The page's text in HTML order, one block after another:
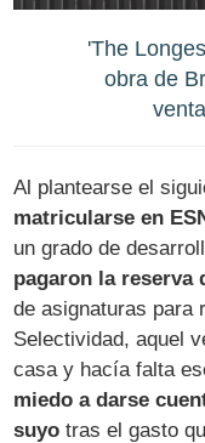
'The
obra de
Al plantearse el
matricularse en
un grado de
pagaron la reserva
de asignaturas para
Selectividad, aquel
casa y hacía falta
miedo a darse
suyo tras el gasto